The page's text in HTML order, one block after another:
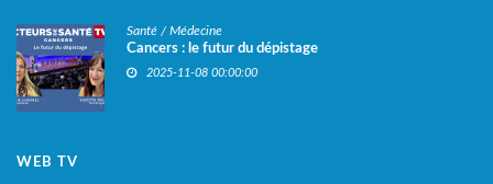
Santé / Médecine
Cancers : le futur du dépistage
2025-11-08 00:00:00
WEB TV